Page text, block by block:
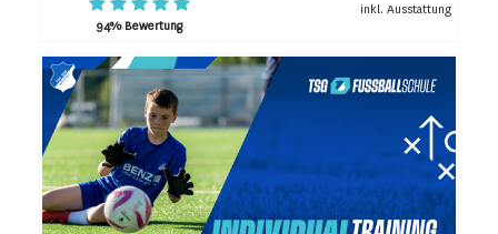
94% Bewertung
inkl. Ausstattung